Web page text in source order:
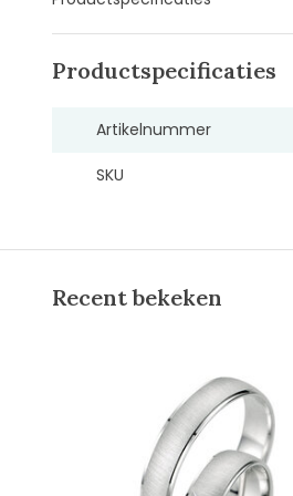
Productspecificaties
Artikelnummer
SKU
Recent bekeken